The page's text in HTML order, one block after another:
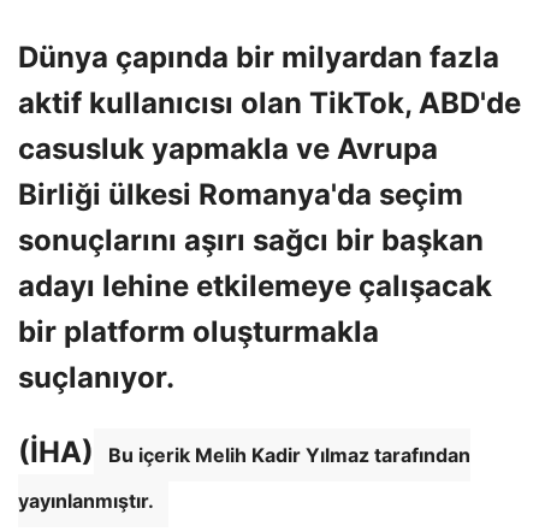
Dünya çapında bir milyardan fazla
aktif kullanıcısı olan TikTok, ABD'de
casusluk yapmakla ve Avrupa
Birliği ülkesi Romanya'da seçim
sonuçlarını aşırı sağcı bir başkan
adayı lehine etkilemeye çalışacak
bir platform oluşturmakla
suçlanıyor.
(İHA)
Bu içerik Melih Kadir Yılmaz tarafından
yayınlanmıştır.